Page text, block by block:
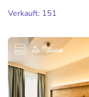
Verkauft: 151